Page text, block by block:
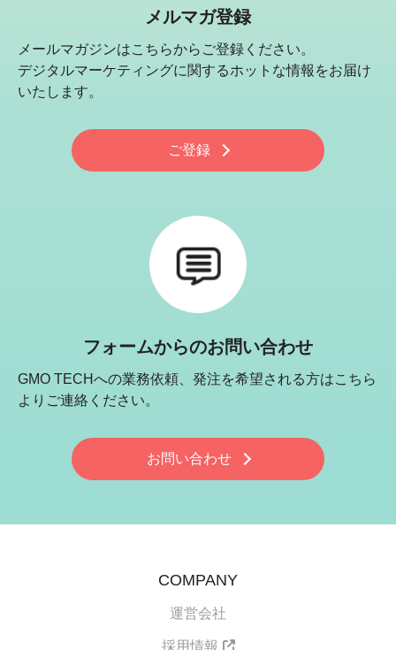
メルマガ登録
メールマガジンはこちらからご登録ください。
デジタルマーケティングに関するホットな情報をお届け
いたします。
ご登録
フォームからのお問い合わせ
GMO TECHへの業務依頼、発注を希望される方はこちら
よりご連絡ください。
お問い合わせ
COMPANY
運営会社
採用情報